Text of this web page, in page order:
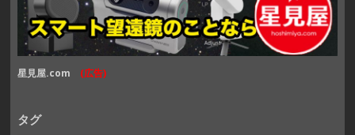
星見屋.com (広告)
タグ